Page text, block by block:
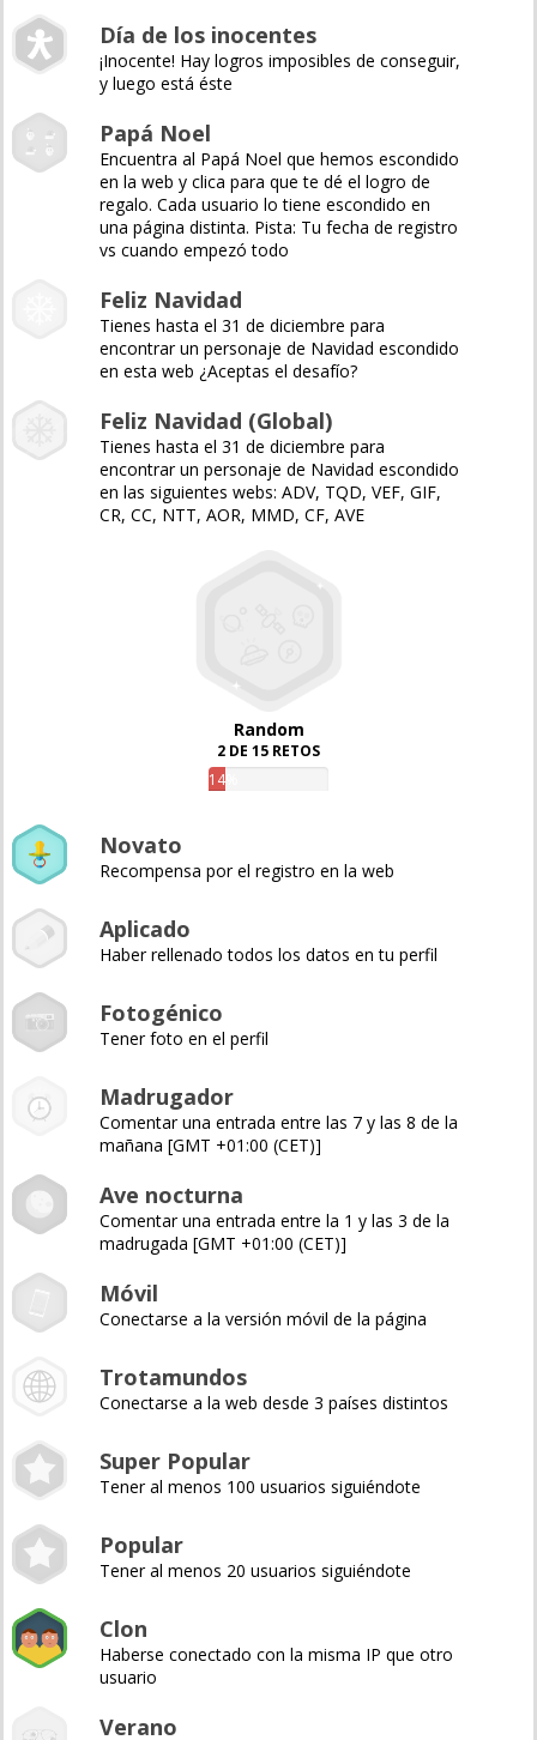
Día de los inocentes
¡Inocente! Hay logros imposibles de conseguir,
y luego está éste
Papá Noel
Encuentra al Papá Noel que hemos escondido
en la web y clica para que te dé el logro de
regalo. Cada usuario lo tiene escondido en
una página distinta. Pista: Tu fecha de registro
vs cuando empezó todo
Feliz Navidad
Tienes hasta el 31 de diciembre para
encontrar un personaje de Navidad escondido
en esta web ¿Aceptas el desafío?
Feliz Navidad (Global)
Tienes hasta el 31 de diciembre para
encontrar un personaje de Navidad escondido
en las siguientes webs: ADV, TQD, VEF, GIF,
CR, CC, NTT, AOR, MMD, CF, AVE
Random
2 DE 15 RETOS
14%
Novato
Recompensa por el registro en la web
Aplicado
Haber rellenado todos los datos en tu perfil
Fotogénico
Tener foto en el perfil
Madrugador
Comentar una entrada entre las 7 y las 8 de la
mañana [GMT +01:00 (CET)]
Ave nocturna
Comentar una entrada entre la 1 y las 3 de la
madrugada [GMT +01:00 (CET)]
Móvil
Conectarse a la versión móvil de la página
Trotamundos
Conectarse a la web desde 3 países distintos
Super Popular
Tener al menos 100 usuarios siguiéndote
Popular
Tener al menos 20 usuarios siguiéndote
Clon
Haberse conectado con la misma IP que otro
usuario
Verano